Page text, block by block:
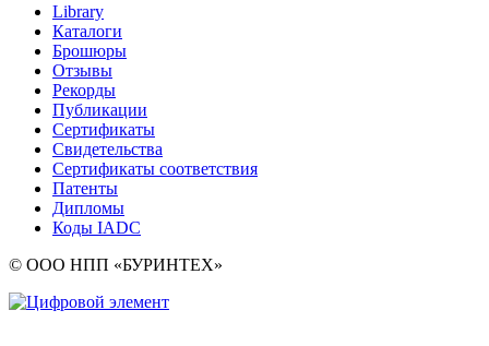
Library
Каталоги
Брошюры
Отзывы
Рекорды
Публикации
Сертификаты
Свидетельства
Сертификаты соответствия
Патенты
Дипломы
Коды IADC
© ООО НПП «БУРИНТЕХ»